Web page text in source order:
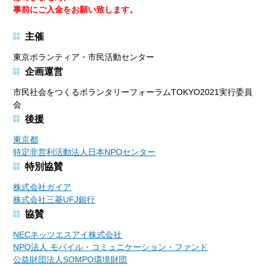
事前にご入金をお願い致します。
主催
東京ボランティア・市民活動センター
企画運営
市民社会をつくるボランタリーフォーラムTOKYO2021実行委員
会
後援
東京都
特定非営利活動法人日本NPOセンター
特別協賛
株式会社ガイア
株式会社三菱UFJ銀行
協賛
NECネッツエスアイ株式会社
NPO法人 モバイル・コミュニケーション・ファンド
公益財団法人SOMPO環境財団